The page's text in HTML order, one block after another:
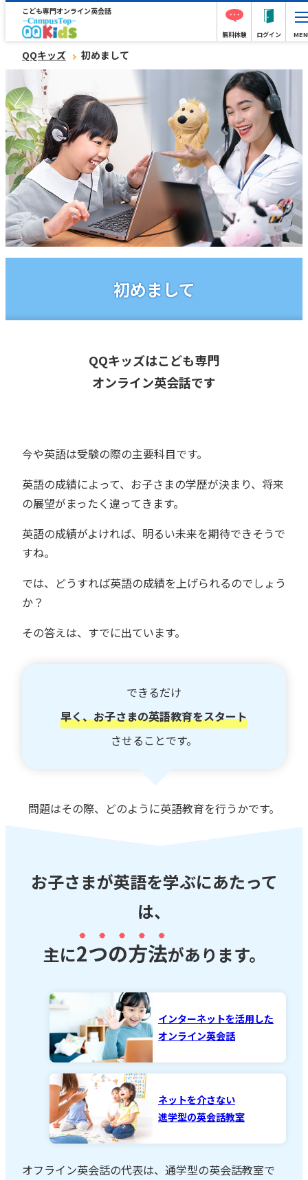
こども専門オンライン英会話
無料体験 ログイン
QQキッズ 初めまして
初めまして
QQキッズはこども専門
オンライン英会話です
今や英語は受験の際の主要科目です。
英語の成績によって、お子さまの学歴が決まり、将来
の展望がまったく違ってきます。
英語の成績がよければ、明るい未来を期待できそうで
すね。
では、どうすれば英語の成績を上げられるのでしょう
か？
その答えは、すでに出ています。
できるだけ
早く、お子さまの英語教育をスタート
させることです。
問題はその際、どのように英語教育を行うかです。
お子さまが英語を学ぶにあたって
は、
主に2つの方法があります。
インターネットを活用した
オンライン英会話
ネットを介さない
進学型の英会話教室
オフライン英会話の代表は、通学型の英会話教室で